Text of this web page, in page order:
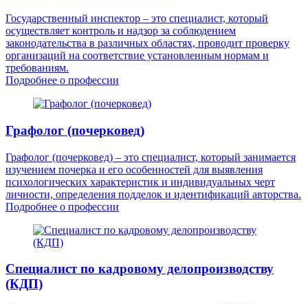
Государственный инспектор – это специалист, который
осуществляет контроль и надзор за соблюдением
законодательства в различных областях, проводит проверку
организаций на соответствие установленным нормам и
требованиям.
Подробнее о профессии
Графолог (почерковед)
Графолог (почерковед) – это специалист, который занимается
изучением почерка и его особенностей для выявления
психологических характеристик и индивидуальных черт
личности, определения подделок и идентификаций авторства.
Подробнее о профессии
Специалист по кадровому делопроизводству
(КДП)